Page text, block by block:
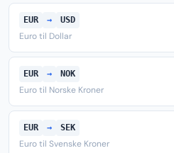
EUR → USD
Euro til Dollar
EUR → NOK
Euro til Norske Kroner
EUR → SEK
Euro til Svenske Kroner